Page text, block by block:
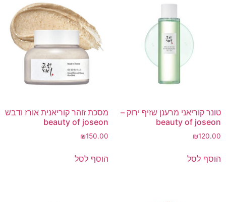
טונר קוריאני מרענן שזיף ירוק –
beauty of joseon
₪120.00
הוסף לסל
מסכת זוהר קוריאנית אורז ודבש
beauty of joseon
₪150.00
הוסף לסל